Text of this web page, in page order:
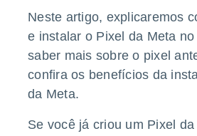
Neste artigo, explicaremos
e instalar o Pixel da Meta
saber mais sobre o pixel
confira os benefícios da
da Meta.
Se você já criou um Pixel